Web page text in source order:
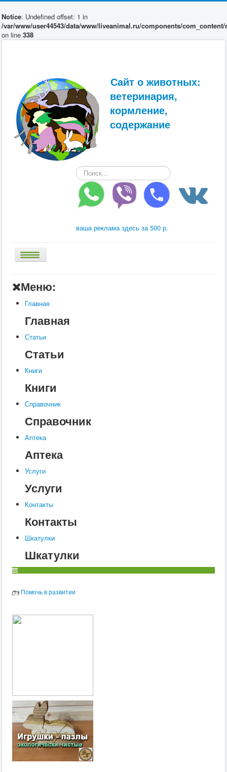
Notice: Undefined offset: 1 in
/var/www/user44543/data/www/liveanimal.ru/components/
on line 338
Сайт о животных:
ветеринария,
кормление,
содержание
Искать...
ваша реклама здесь за 500 р.
Книги
Услуги
Контакты
Шкатулки
Меню:
Главная
Главная
Статьи
Статьи
Книги
Книги
Справочник
Справочник
Аптека
Аптека
Услуги
Услуги
Контакты
Контакты
Шкатулки
Шкатулки
Помочь в развитии